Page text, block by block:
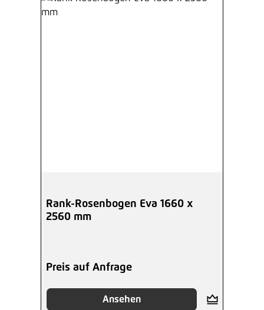
Rank-Rosenbogen Eva 1660 x
2560 mm
Preis auf Anfrage
Ansehen